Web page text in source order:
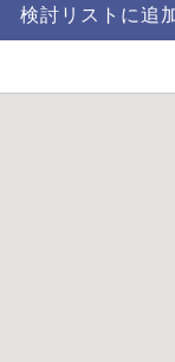
検討リストに追